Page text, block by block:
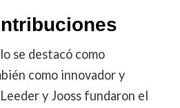
se destacó como
como innovador y
y Jooss fundaron el